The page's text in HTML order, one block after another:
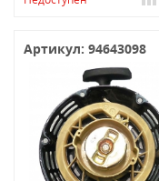
Артикул: 94643098